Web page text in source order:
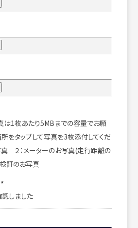
は1枚あたり5MBまでの容量でお願
をタップして写真を3枚添付してくだ
真 ２：メーターのお写真(走行距離の
証のお写真
しました